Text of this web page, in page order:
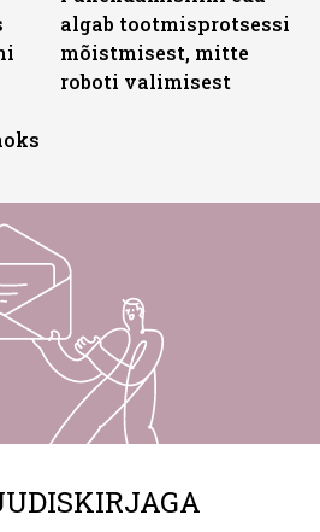
algab tootmisprotsessi
mõistmisest, mitte
roboti valimisest